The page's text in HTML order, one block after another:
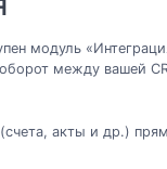
модуль
между вашей
акты и др.)